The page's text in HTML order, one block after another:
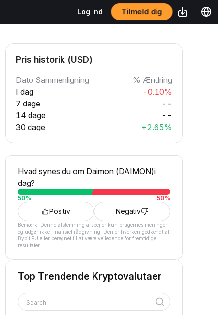
Log ind Tilmeld dig
Pris historik (USD)
Dato Sammenligning
% Ændring
I dag
-0.10%
7 dage
--
14 dage
--
30 dage
+2.65%
Hvad synes du om Daimon (DAIMON)i
dag?
50% 50%
Positiv Negativ
Bemærk: Denne afstemning afspejler kun brugernes meninger
og udgør ikke finansiel rådgivning. Den er hverken godkendt af
Bybit EU eller beregnet til at være vejledende for fremtidige
resultater.
Top Trendende Kryptovalutaer
Search